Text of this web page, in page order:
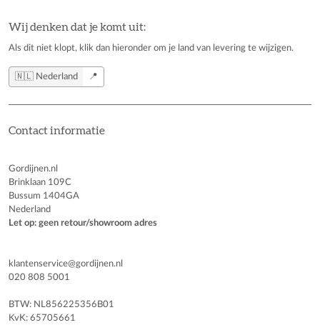
Wij denken dat je komt uit:
Als dit niet klopt, klik dan hieronder om je land van levering te wijzigen.
🇳🇱 Nederland 📍
Contact informatie
Gordijnen.nl
Brinklaan 109C
Bussum 1404GA
Nederland
Let op: geen retour/showroom adres
klantenservice@gordijnen.nl
020 808 5001
BTW: NL856225356B01
KvK: 65705661